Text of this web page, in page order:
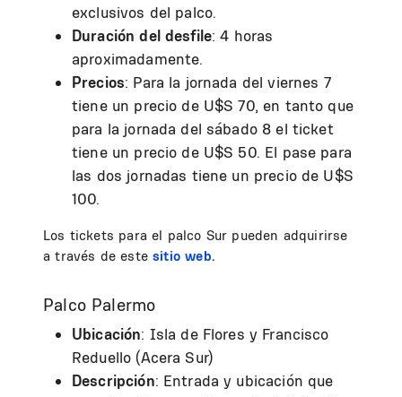
exclusivos del palco.
Duración del desfile: 4 horas
aproximadamente.
Precios: Para la jornada del viernes 7
tiene un precio de U$S 70, en tanto que
para la jornada del sábado 8 el ticket
tiene un precio de U$S 50. El pase para
las dos jornadas tiene un precio de U$S
100.
Los tickets para el palco Sur pueden adquirirse
a través de estesitio web.
Palco Palermo
Ubicación: Isla de Flores y Francisco
Reduello (Acera Sur)
Descripción: Entrada y ubicación que